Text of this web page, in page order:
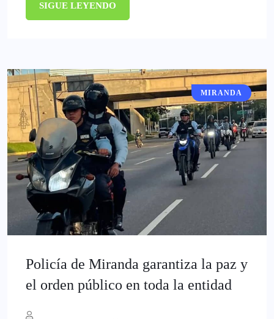
SIGUE LEYENDO
MIRANDA
Policía de Miranda garantiza la paz y
el orden público en toda la entidad